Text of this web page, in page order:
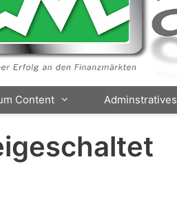
Content Adminstratives